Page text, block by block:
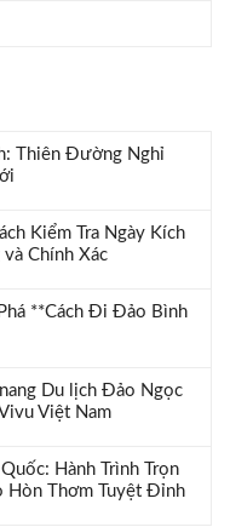
Thiên Đường Nghỉ
Kiểm Tra Ngày Kích
Chính Xác
**Cách Đi Đảo Bình
Du lịch Đảo Ngọc
Việt Nam
Hành Trình Trọn
Hòn Thơm Tuyệt Đỉnh